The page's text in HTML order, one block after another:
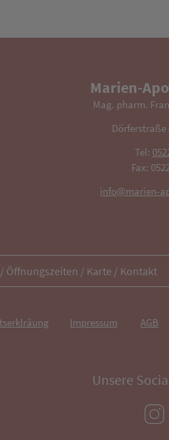
Marien-
Mag. pharm.
Dörferstraße
Tel:
Fax:
info@marien-
Öffnungszeiten / Karte / Kontakt
Impressum AGB
Unsere